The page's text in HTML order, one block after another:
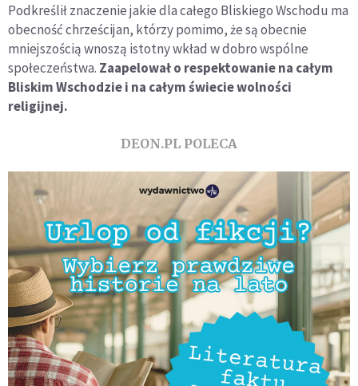
Podkreślił znaczenie jakie dla całego Bliskiego Wschodu ma
obecność chrześcijan, którzy pomimo, że są obecnie
mniejszością wnoszą istotny wkład w dobro wspólne
społeczeństwa. Zaapelował o respektowanie na całym
Bliskim Wschodzie i na całym świecie wolności
religijnej.
DEON.PL POLECA